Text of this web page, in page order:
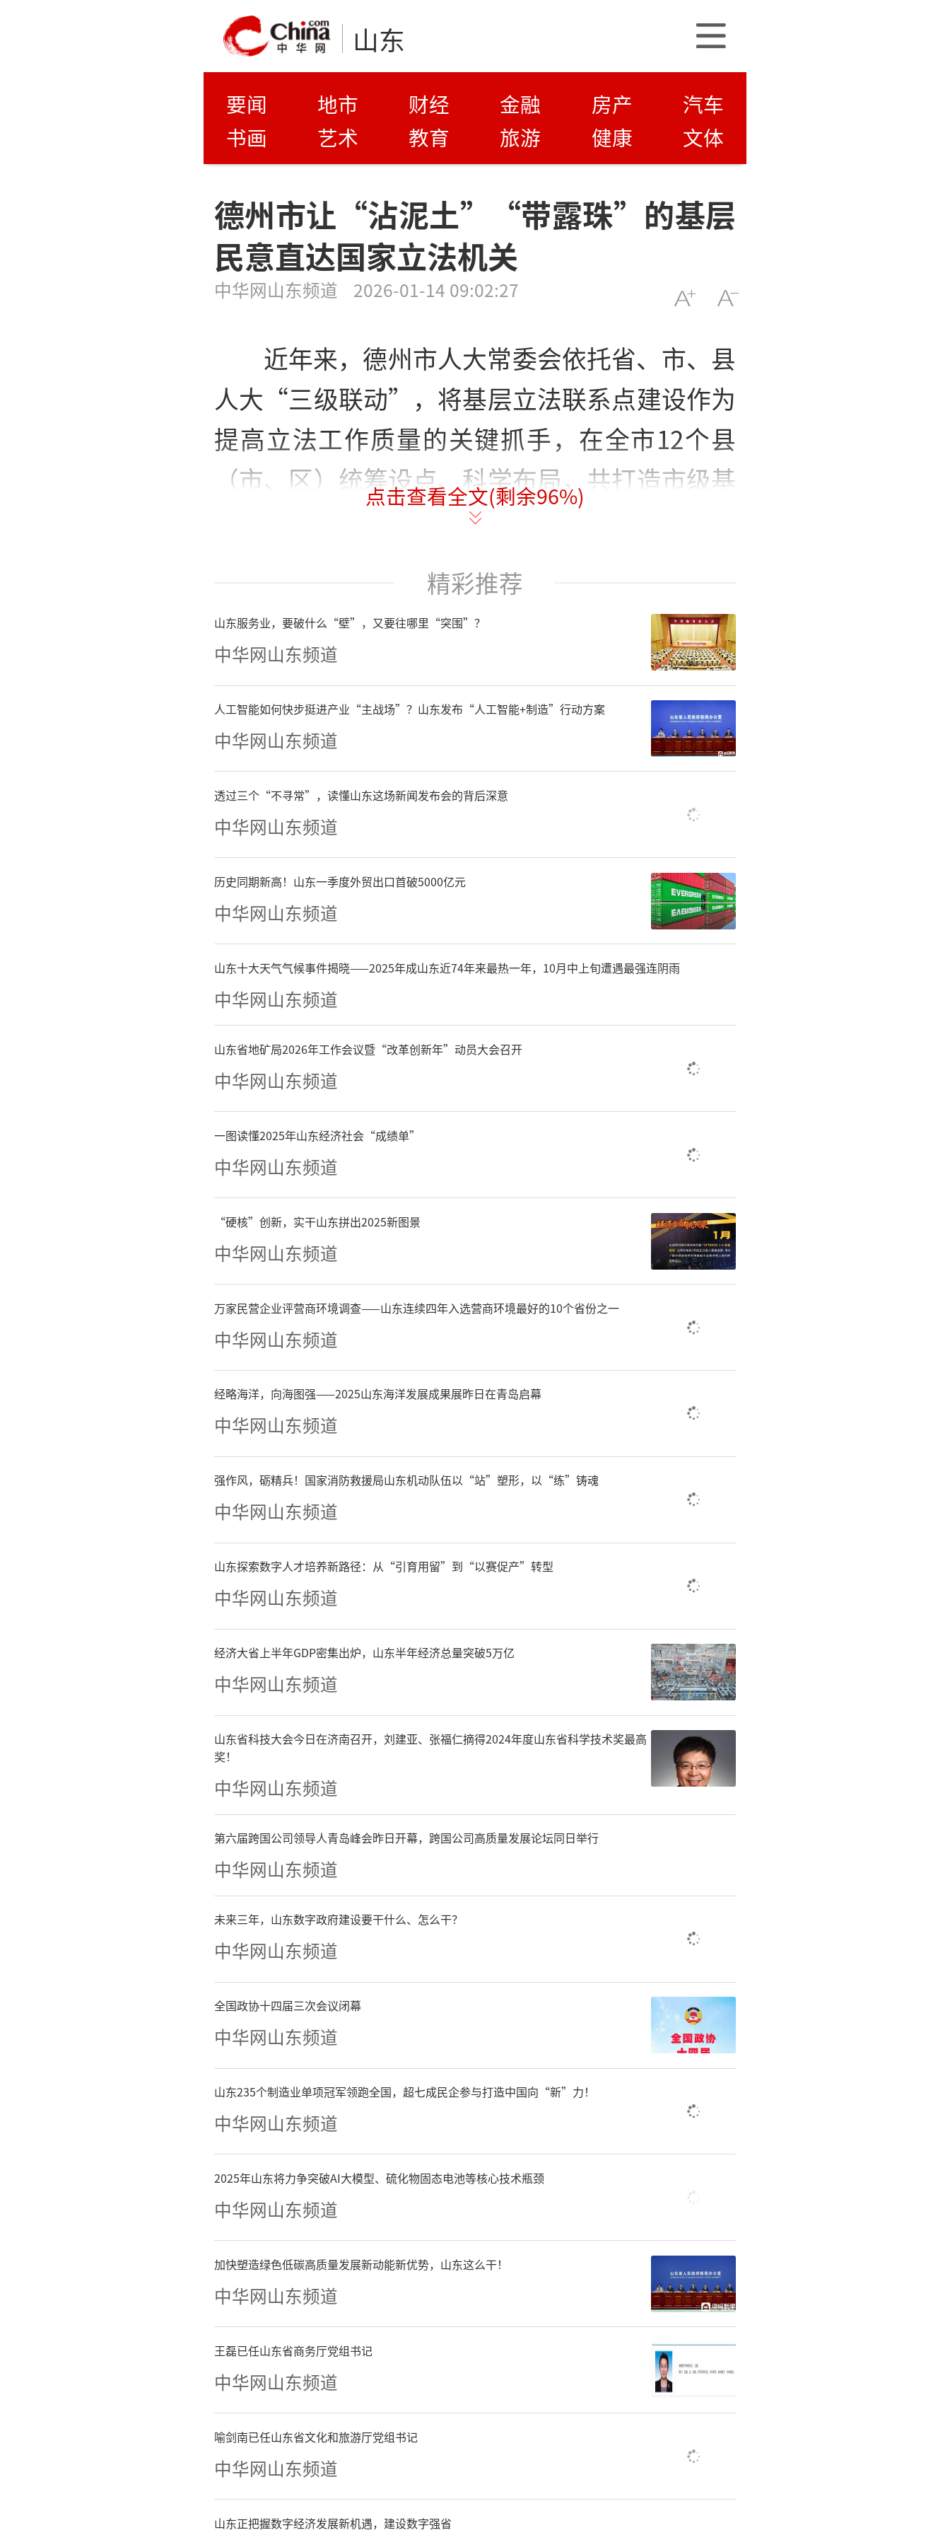
山东
要闻 地市 财经 金融 房产
汽车
书画
艺术 教育 旅游 健康 文体
德州市让“沾泥土”“带露珠”的基层
民意直达国家立法机关
中华网山东频道 2026-01-14 09:02:27
近年来，德州市人大常委会依托省、市、县
人大“三级联动”，将基层立法联系点建设作为
提高立法工作质量的关键抓手，在全市12个县
（市、区）统筹设点、科学布局，共打造市级基
层立法联系点25个，积极推进联系点规范化建
民意与立法源头的“零距离”对接，为科学立
法、民主立法、依法立法注入“基层智慧”。
1月13日，在山东省人大常委会办公厅召开
的新闻发布会上，德州市人大常委会副主任滕海
强表示，正是在上下联动、整体推进、持续提升
的基础上，2025年11月，禹城市房寺镇人大主
席团被确定为全国人大常委会法制工作委员会基
层立法联系点，成为全省首个建在乡镇一级的全
国基层立法联系点。如今，通过这个联系点，更
多“沾泥土”“带露珠”的基层民意直达国家立
法机关。
坚持“四个强化”
建好用好基层立法联系点
在强化组织领导方面，德州市委高度重视，
将基层立法联系点规范化建设列入市委深化改革
要点，强力推进。德州市人大常委会成立基层立
法联系点建设领导小组，确定责任落实机制，定
期听取工作情况汇报，研究解决工作中遇到的实
际问题。统筹各县市区人大常委会为其提供了必
要的支持和保障，着力打造标准化、规范化和特
色鲜明、工作有效的基层立法联系点。
在强化制度保障方面，德州市加强对基层立
法联系点的规范管理，制定《德州市人大常委会
基层立法联系点工作办法》，明确职责任务、工
作流程、保障措施，确保基层立法联系点工作有
章可循、有序推进、有效落地。印发加强基层立
法联系点规范化建设的通知，重点抓好思想政
治、制度体系、网络队伍、宣传引导等“七项建
设”，练好内功、夯实基础，提高联系点的工作
成效。
在强化阵地建设方面，德州市从2020年首
次设立15个基层立法联系点到2023年扩充到25
个，实现有序推进，增点扩面。创新打造基层立
法联系点与人大代表“家站室”一体规划、融合
建设，在社区、单位、学校等区域设立立法信息
采集点，形成了“25个基层立法联系点+494个
人大代表家站室+536个立法信息采集点”的立
体工作网络。建强配强信息员队伍，指导25个联
系点选聘法律明白人、志愿者、网格员等加入60
0余支立法信息员队伍，丰富民主民意表达平台
载体。
在强化引导激励方面，德州市人大常委会加
强对各基层立法联系点的联系指导，指导25个联
系点因地制宜、因情施策，创新工作机制，探索
工作模式，打造“一点一特色”“一点一品
牌”。探索在德州日报、德州电视台等媒体上专
点击查看全文(剩余96%)
精彩推荐
山东服务业，要破什么“壁”，又要往哪里“突围”？
中华网山东频道
人工智能如何快步挺进产业“主战场”？山东发布“人工智能+制造”行动方案
中华网山东频道
透过三个“不寻常”，读懂山东这场新闻发布会的背后深意
中华网山东频道
历史同期新高！山东一季度外贸出口首破5000亿元
中华网山东频道
山东十大天气气候事件揭晓——2025年成山东近74年来最热一年，10月中上旬遭遇最强连阴雨
中华网山东频道
山东省地矿局2026年工作会议暨“改革创新年”动员大会召开
中华网山东频道
一图读懂2025年山东经济社会“成绩单”
中华网山东频道
“硬核”创新，实干山东拼出2025新图景
中华网山东频道
万家民营企业评营商环境调查——山东连续四年入选营商环境最好的10个省份之一
中华网山东频道
经略海洋，向海图强——2025山东海洋发展成果展昨日在青岛启幕
中华网山东频道
强作风，砺精兵！国家消防救援局山东机动队伍以“站”塑形，以“练”铸魂
中华网山东频道
山东探索数字人才培养新路径：从“引育用留”到“以赛促产”转型
中华网山东频道
经济大省上半年GDP密集出炉，山东半年经济总量突破5万亿
中华网山东频道
山东省科技大会今日在济南召开，刘建亚、张福仁摘得2024年度山东省科学技术奖最高
奖！
中华网山东频道
第六届跨国公司领导人青岛峰会昨日开幕，跨国公司高质量发展论坛同日举行
中华网山东频道
未来三年，山东数字政府建设要干什么、怎么干？
中华网山东频道
全国政协十四届三次会议闭幕
中华网山东频道
山东235个制造业单项冠军领跑全国，超七成民企参与打造中国向“新”力！
中华网山东频道
2025年山东将力争突破AI大模型、硫化物固态电池等核心技术瓶颈
中华网山东频道
加快塑造绿色低碳高质量发展新动能新优势，山东这么干！
中华网山东频道
王磊已任山东省商务厅党组书记
中华网山东频道
喻剑南已任山东省文化和旅游厅党组书记
中华网山东频道
山东正把握数字经济发展新机遇，建设数字强省